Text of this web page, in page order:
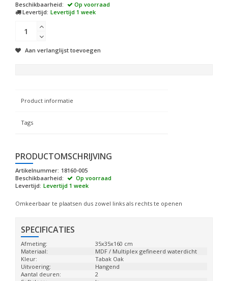
Beschikbaarheid:
Op voorraad
Levertijd: Levertijd 1 week
Aan verlanglijst toevoegen
Product informatie
Tags
PRODUCTOMSCHRIJVING
Artikelnummer: 18160-005
Beschikbaarheid:
Op voorraad
Levertijd: Levertijd 1 week
Omkeerbaar te plaatsen dus zowel links als rechts te openen
SPECIFICATIES
Afmeting:
35x35x160 cm
Materiaal:
MDF / Multiplex gefineerd waterdicht
Kleur:
Tabak Oak
Uitvoering:
Hangend
Aantal deuren:
2